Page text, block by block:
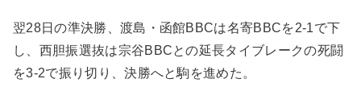
翌28日の準決勝、渡島・函館BBCは名寄BBCを2-1で下
し、西胆振選抜は宗谷BBCとの延長タイブレークの死闘
を3-2で振り切り、決勝へと駒を進めた。